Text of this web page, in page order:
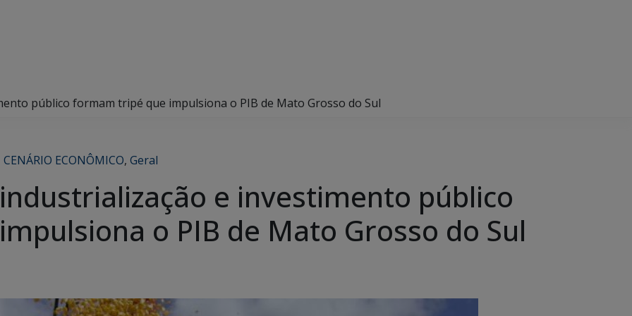
público formam tripé que impulsiona o PIB de Mato Grosso do Sul
CENÁRIO ECONÔMICO, Geral
e investimento público
o PIB de Mato Grosso do Sul